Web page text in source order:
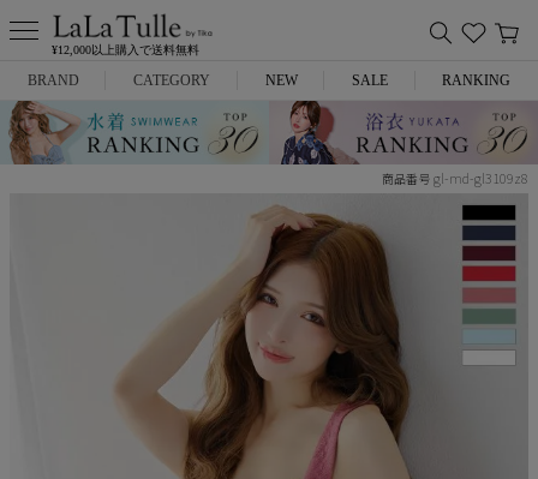
¥12,000以上購入で送料無料
BRAND
Anella
CATEGORY
ミニドレス
NEW SALE RANKING
商品番号 gl-md-gl3109z8